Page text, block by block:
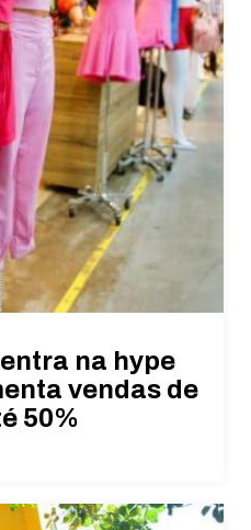
na hype
vendas de
50%